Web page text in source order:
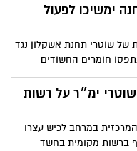
ימשיכו לפעול
של שוטרי תחנת אשקלון נגד
חומרים החשודים
ונעצרו שלושה חשודים
ימ״ר על רשות
במרחב לכיש עצרו
ברשות מקומית בחשד